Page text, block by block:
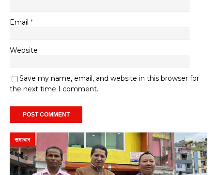
Email *
Website
Save my name, email, and website in this browser for
the next time I comment.
समाचार